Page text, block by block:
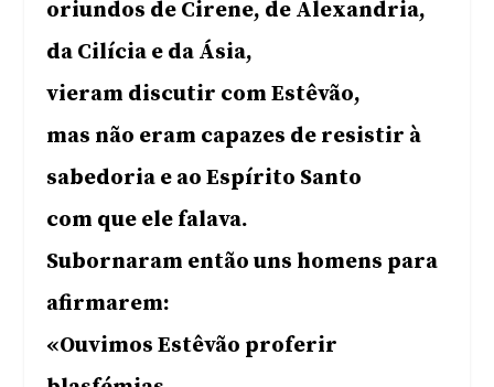
oriundos de Cirene, de Alexandria,
da Cilícia e da Ásia,
vieram discutir com Estêvão,
mas não eram capazes de resistir à
sabedoria e ao Espírito Santo
com que ele falava.
Subornaram então uns homens para
afirmarem:
«Ouvimos Estêvão proferir